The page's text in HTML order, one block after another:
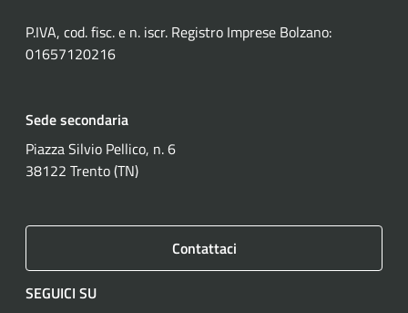
P.IVA, cod. fisc. e n. iscr. Registro Imprese Bolzano:
01657120216
Sede secondaria
Piazza Silvio Pellico, n. 6
38122 Trento (TN)
Contattaci
SEGUICI SU